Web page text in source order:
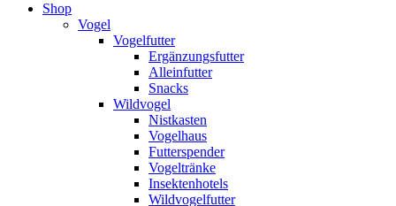
Shop
Vogel
Vogelfutter
Ergänzungsfutter
Alleinfutter
Snacks
Wildvogel
Nistkasten
Vogelhaus
Futterspender
Vogeltränke
Insektenhotels
Wildvogelfutter